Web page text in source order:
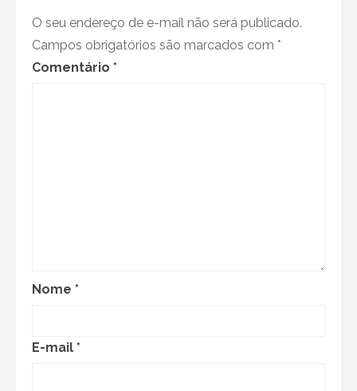
O seu endereço de e-mail não será publicado.
Campos obrigatórios são marcados com *
Comentário *
Nome *
E-mail *